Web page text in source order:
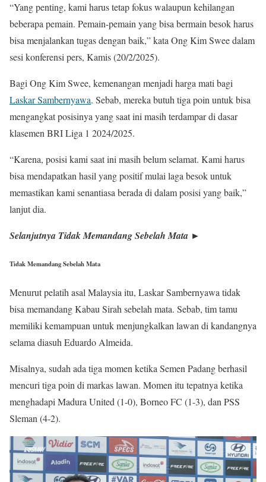
“Yang penting, kami harus tetap fokus walaupun kehilangan
beberapa pemain. Pemain-pemain yang bisa bermain besok harus
bisa menjalankan tugas dengan baik,” kata Ong Kim Swee dalam
sesi konferensi pers, Kamis (20/2/2025).
Bagi Ong Kim Swee, kemenangan menjadi harga mati bagi
Laskar Sambernyawa. Sebab, mereka butuh tiga poin untuk bisa
mengangkat posisinya yang saat ini masih terdampar di dasar
klasemen BRI Liga 1 2024/2025.
“Karena, posisi kami saat ini masih belum selamat. Kami harus
bisa mendapatkan hasil yang positif mulai laga besok untuk
memastikan kami senantiasa berada di dalam posisi yang baik,”
lanjut dia.
Selanjutnya Tidak Memandang Sebelah Mata ►
Tidak Memandang Sebelah Mata
Menurut pelatih asal Malaysia itu, Laskar Sambernyawa tidak
bisa memandang Kabau Sirah sebelah mata. Sebab, tim tamu
memiliki kemampuan untuk menjungkalkan lawan di kandangnya
selama diasuh Eduardo Almeida.
Misalnya, sudah ada tiga momen ketika Semen Padang berhasil
mencuri tiga poin di markas lawan. Momen itu tepatnya ketika
menghadapi Madura United (1-0), Borneo FC (1-3), dan PSS
Sleman (4-2).